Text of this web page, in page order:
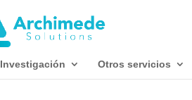
Investigación Otros servicios